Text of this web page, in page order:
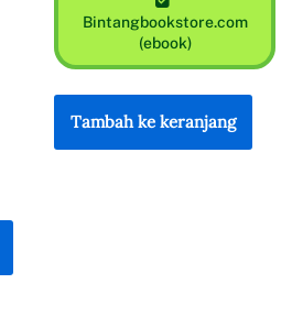
Bintangbookstore.com
(ebook)
Tambah ke keranjang